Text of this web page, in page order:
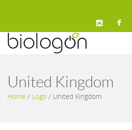
United Kingdom
Home / Logo / United Kingdom